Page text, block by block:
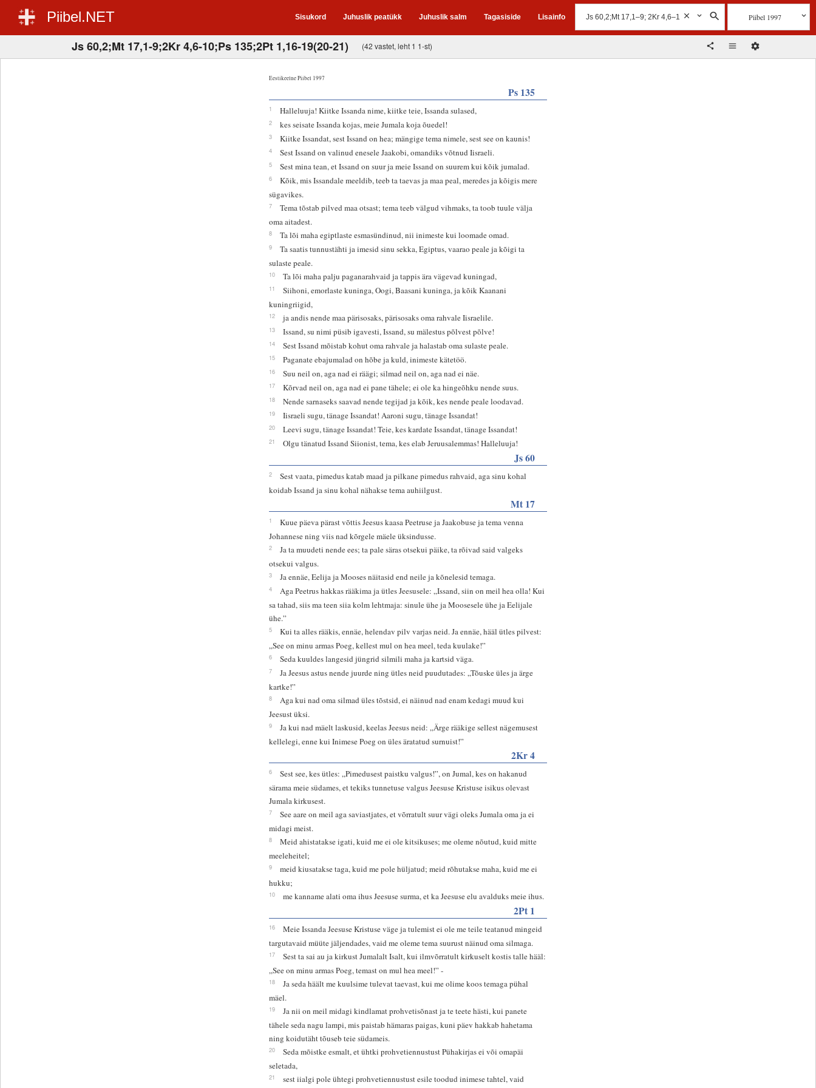
Piibel.NET Sisukord Juhuslik peatükk Juhuslik salm Tagasiside Lisainfo Piibel 1997
Js 60,2;Mt 17,1-9;2Kr 4,6-10;Ps 135;2Pt 1,16-19(20-21) (42 vastet, leht 1 1-st)
Eestikeelne Piibel 1997
Ps 135
1 Halleluuja! Kiitke Issanda nime, kiitke teie, Issanda sulased,
2 kes seisate Issanda kojas, meie Jumala koja õuedel!
3 Kiitke Issandat, sest Issand on hea; mängige tema nimele, sest see on kaunis!
4 Sest Issand on valinud enesele Jaakobi, omandiks võtnud Iisraeli.
5 Sest mina tean, et Issand on suur ja meie Issand on suurem kui kõik jumalad.
6
Kõik, mis Issandale meeldib, teeb ta taevas ja maa peal, meredes ja kõigis mere
sügavikes.
7
Tema tõstab pilved maa otsast; tema teeb välgud vihmaks, ta toob tuule välja
oma aitadest.
8 Ta lõi maha egiptlaste esmasündinud, nii inimeste kui loomade omad.
9
Ta saatis tunnustähti ja imesid sinu sekka, Egiptus, vaarao peale ja kõigi ta
sulaste peale.
10 Ta lõi maha palju paganarahvaid ja tappis ära vägevad kuningad,
11
Siihoni, emorlaste kuninga, Oogi, Baasani kuninga, ja kõik Kaanani
kuningriigid,
12 ja andis nende maa pärisosaks, pärisosaks oma rahvale Iisraelile.
13 Issand, su nimi püsib igavesti, Issand, su mälestus põlvest põlve!
14 Sest Issand mõistab kohut oma rahvale ja halastab oma sulaste peale.
15 Paganate ebajumalad on hõbe ja kuld, inimeste kätetöö.
16 Suu neil on, aga nad ei räägi; silmad neil on, aga nad ei näe.
17 Kõrvad neil on, aga nad ei pane tähele; ei ole ka hingeõhku nende suus.
18 Nende sarnaseks saavad nende tegijad ja kõik, kes nende peale loodavad.
19 Iisraeli sugu, tänage Issandat! Aaroni sugu, tänage Issandat!
20 Leevi sugu, tänage Issandat! Teie, kes kardate Issandat, tänage Issandat!
21 Olgu tänatud Issand Siionist, tema, kes elab Jeruusalemmas! Halleluuja!
Js 60
2
Sest vaata, pimedus katab maad ja pilkane pimedus rahvaid, aga sinu kohal
koidab Issand ja sinu kohal nähakse tema auhiilgust.
Mt 17
1
Kuue päeva pärast võttis Jeesus kaasa Peetruse ja Jaakobuse ja tema venna
Johannese ning viis nad kõrgele mäele üksindusse.
2
Ja ta muudeti nende ees; ta pale säras otsekui päike, ta rõivad said valgeks
otsekui valgus.
3 Ja ennäe, Eelija ja Mooses näitasid end neile ja kõnelesid temaga.
4
Aga Peetrus hakkas rääkima ja ütles Jeesusele: „Issand, siin on meil hea olla! Kui
sa tahad, siis ma teen siia kolm lehtmaja: sinule ühe ja Moosesele ühe ja Eelijale
ühe.”
5
Kui ta alles rääkis, ennäe, helendav pilv varjas neid. Ja ennäe, hääl ütles pilvest:
„See on minu armas Poeg, kellest mul on hea meel, teda kuulake!”
6 Seda kuuldes langesid jüngrid silmili maha ja kartsid väga.
7
Ja Jeesus astus nende juurde ning ütles neid puudutades: „Tõuske üles ja ärge
kartke!”
8
Aga kui nad oma silmad üles tõstsid, ei näinud nad enam kedagi muud kui
Jeesust üksi.
9
Ja kui nad mäelt laskusid, keelas Jeesus neid: „Ärge rääkige sellest nägemusest
kellelegi, enne kui Inimese Poeg on üles äratatud surnuist!”
2Kr 4
6
Sest see, kes ütles: „Pimedusest paistku valgus!”, on Jumal, kes on hakanud
särama meie südames, et tekiks tunnetuse valgus Jeesuse Kristuse isikus olevast
Jumala kirkusest.
7
See aare on meil aga saviastjates, et võrratult suur vägi oleks Jumala oma ja ei
midagi meist.
8
Meid ahistatakse igati, kuid me ei ole kitsikuses; me oleme nõutud, kuid mitte
meeleheitel;
9
meid kiusatakse taga, kuid me pole hüljatud; meid rõhutakse maha, kuid me ei
hukku;
10 me kanname alati oma ihus Jeesuse surma, et ka Jeesuse elu avalduks meie ihus.
2Pt 1
16
Meie Issanda Jeesuse Kristuse väge ja tulemist ei ole me teile teatanud mingeid
targutavaid müüte jäljendades, vaid me oleme tema suurust näinud oma silmaga.
17
Sest ta sai au ja kirkust Jumalalt Isalt, kui ilmvõrratult kirkuselt kostis talle hääl:
„See on minu armas Poeg, temast on mul hea meel!” -
18
Ja seda häält me kuulsime tulevat taevast, kui me olime koos temaga pühal
mäel.
19
Ja nii on meil midagi kindlamat prohvetisõnast ja te teete hästi, kui panete
tähele seda nagu lampi, mis paistab hämaras paigas, kuni päev hakkab hahetama
ning koidutäht tõuseb teie südameis.
20
Seda mõistke esmalt, et ühtki prohvetiennustust Pühakirjas ei või omapäi
seletada,
21
sest iialgi pole ühtegi prohvetiennustust esile toodud inimese tahtel, vaid